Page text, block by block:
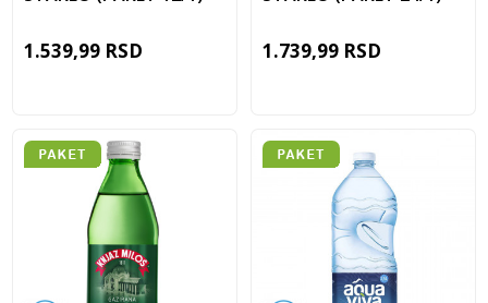
1.539,99 RSD 1.739,99 RSD